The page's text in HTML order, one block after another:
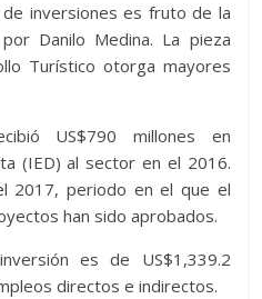
inversiones es fruto de la
Danilo Medina. La pieza
Turístico otorga mayores
US$790 millones en
(IED) al sector en el 2016.
2017, periodo en el que el
han sido aprobados.
es de US$1,339.2
directos e indirectos.